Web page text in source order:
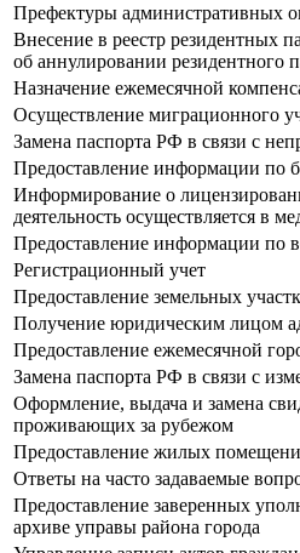
Префектуры административных
Внесение в реестр резидентных
об аннулировании резидентного
Назначение ежемесячной
Осуществление миграционного
Замена паспорта РФ в связи с
Предоставление информации по
Информирование о
деятельность осуществляется в
Предоставление информации по
Регистрационный учет
Предоставление земельных
Получение юридическим лицом
Предоставление ежемесячной
Замена паспорта РФ в связи с
Оформление, выдача и замена
проживающих за рубежом
Предоставление жилых
Ответы на часто задаваемые
Предоставление заверенных
архиве управы района города